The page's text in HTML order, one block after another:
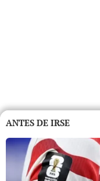
ANTES DE IRSE